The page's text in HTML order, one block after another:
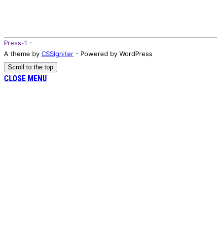
Press-1 -
A theme by CSSIgniter - Powered by WordPress
Scroll to the top
CLOSE MENU